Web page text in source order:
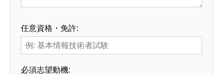
任意資格・免許:
必須志望動機: